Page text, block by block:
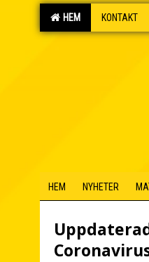
HEM KONTAKT
HEM NYHETER